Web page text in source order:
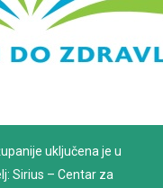
uključena je u
Sirius – Centar za